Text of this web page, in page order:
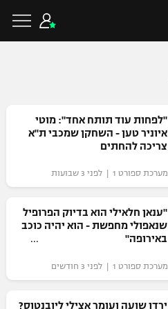
"לפחות עוד תותח אחד": מוטי
איוניר טען - השחקן שמכבי ת"א
צריכה להחתים
מערכת ספורט 1 | לפני 3 שבועות
"ענאן חלאילי הוא בדיוק הפרופיל
שנאפולי מחפשת - הוא יהיה כוכב
באירופה"
מערכת ספורט 1 | לפני 3 חודשים
ירדן שועה ועומר אצילי ליובנטוס?